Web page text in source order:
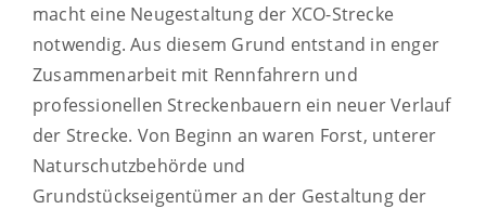
macht eine Neugestaltung der XCO-Strecke
notwendig. Aus diesem Grund entstand in enger
Zusammenarbeit mit Rennfahrern und
professionellen Streckenbauern ein neuer Verlauf
der Strecke. Von Beginn an waren Forst, unterer
Naturschutzbehörde und
Grundstückseigentümer an der Gestaltung der